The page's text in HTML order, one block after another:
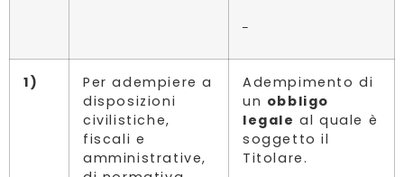
1)
Per adempiere a
disposizioni
civilistiche,
fiscali e
amministrative,
Adempimento di
un obbligo
legale al quale è
soggetto il
Titolare.